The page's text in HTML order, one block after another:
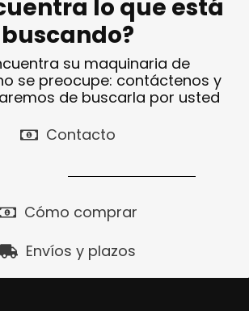
lo que está
buscando?
su maquinaria de
se preocupe: contáctenos y
de buscarla por usted
Contacto
Cómo comprar
Envíos y plazos